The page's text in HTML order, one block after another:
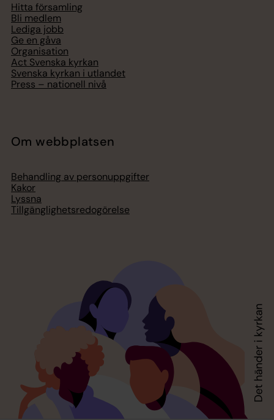
Hitta församling
Bli medlem
Lediga jobb
Ge en gåva
Organisation
Act Svenska kyrkan
Svenska kyrkan i utlandet
Press – nationell nivå
Om webbplatsen
Behandling av personuppgifter
Kakor
Lyssna
Tillgänglighetsredogörelse